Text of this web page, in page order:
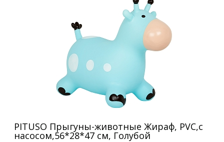
PITUSO Прыгуны-животные Жираф, PVC,с
насосом,56*28*47 см, Голубой